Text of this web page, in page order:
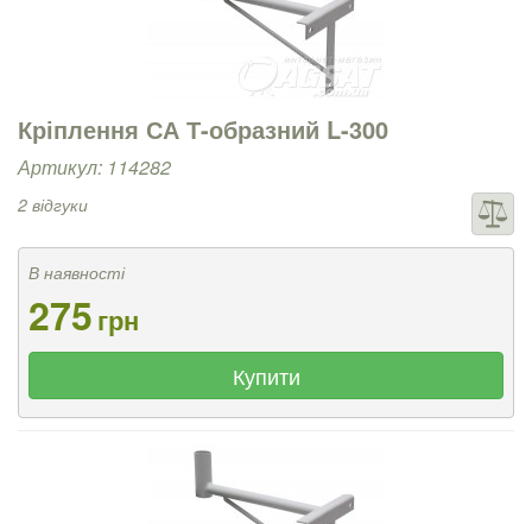
Кріплення СА Т-образний L-300
Артикул: 114282
2 відгуки
В наявності
275грн
Купити